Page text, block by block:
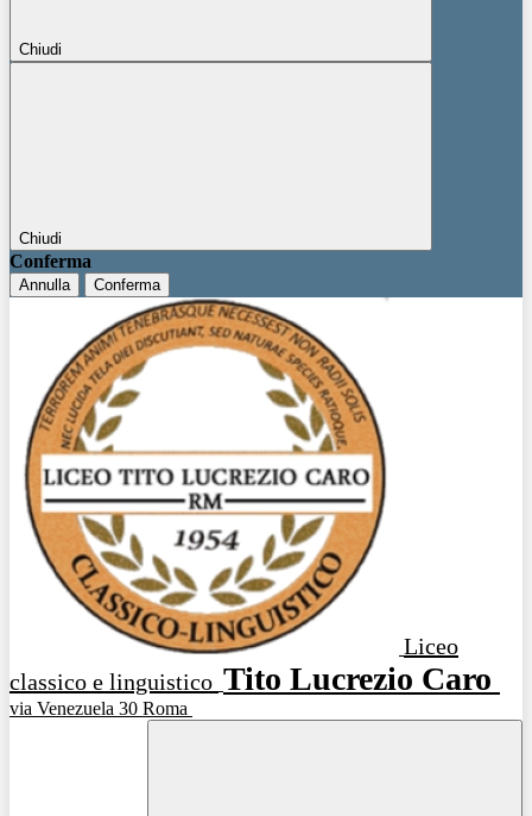
Chiudi
Chiudi
Conferma
Annulla Conferma
Liceo
classico e linguistico Tito Lucrezio Caro
via Venezuela 30 Roma